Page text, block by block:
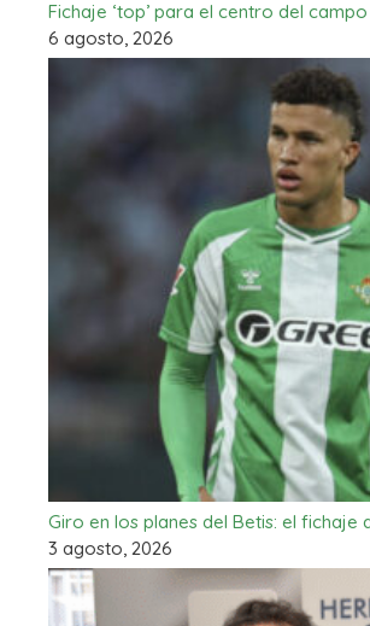
Fichaje ‘top’ para el centro del
6 agosto, 2026
Giro en los planes del Betis: el fichaje
3 agosto, 2026